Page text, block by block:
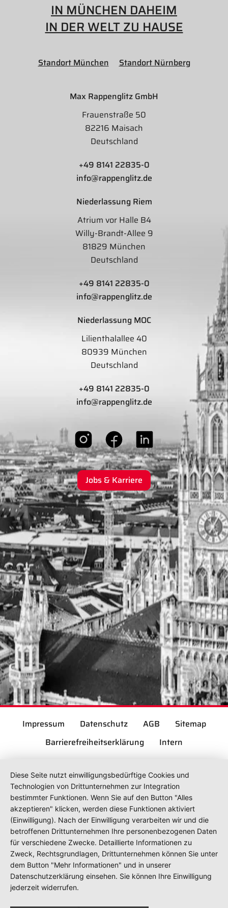
IN MÜNCHEN DAHEIM
IN DER WELT ZU HAUSE
Standort München Standort Nürnberg
Max Rappenglitz GmbH
Frauenstraße 50
82216 Maisach
Deutschland
+49 8141 22835-0
info@rappenglitz.de
Niederlassung Riem
Atrium vor Halle B4
Willy-Brandt-Allee 9
81829 München
Deutschland
+49 8141 22835-0
info@rappenglitz.de
Niederlassung MOC
Lilienthalallee 40
80939 München
Deutschland
+49 8141 22835-0
info@rappenglitz.de
Jobs & Karriere
Impressum Datenschutz AGB
Sitemap
Barrierefreiheitserklärung
Intern
Diese Seite nutzt einwilligungsbedürftige Cookies und
Technologien von Drittunternehmen zur Integration
bestimmter Funktionen. Wenn Sie auf den Button "Alles
akzeptieren" klicken, werden diese Funktionen aktiviert
(Einwilligung). Nach der Einwilligung verarbeiten wir und die
betroffenen Drittunternehmen Ihre personenbezogenen Daten
für verschiedene Zwecke. Detaillierte Informationen zu
Zweck, Rechtsgrundlagen, Drittunternehmen können Sie unter
dem Button "Mehr Informationen" und in unserer
Datenschutzerklärung einsehen. Sie können Ihre Einwilligung
jederzeit widerrufen.